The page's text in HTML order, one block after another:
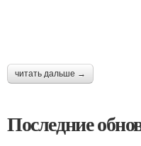
читать дальше →
Последние